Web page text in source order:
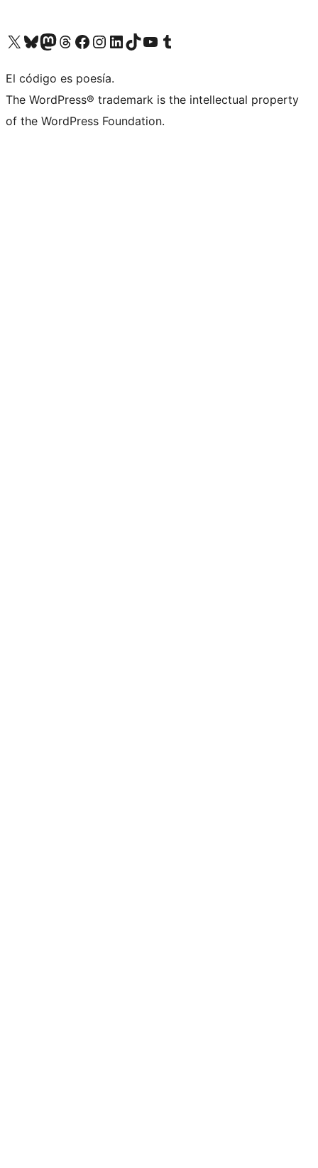
Visitá nuestra cuenta de X (anteriormente Twitter)
Visitá nuestra cuenta de Bluesky
Visitá nuestra cuenta de Mastodon
Visitá nuestra cuenta de Threads
Visitá nuestra página de Facebook
Visitá nuestra cuenta de Instagram
Visitá nuestra cuenta de LinkedIn
Visitá nuestra cuenta de TikTok
Visitá nuestro canal de YouTube
Visitá nuestra cuenta de Tumblr
El código es poesía.
The WordPress® trademark is the intellectual property
of the WordPress Foundation.